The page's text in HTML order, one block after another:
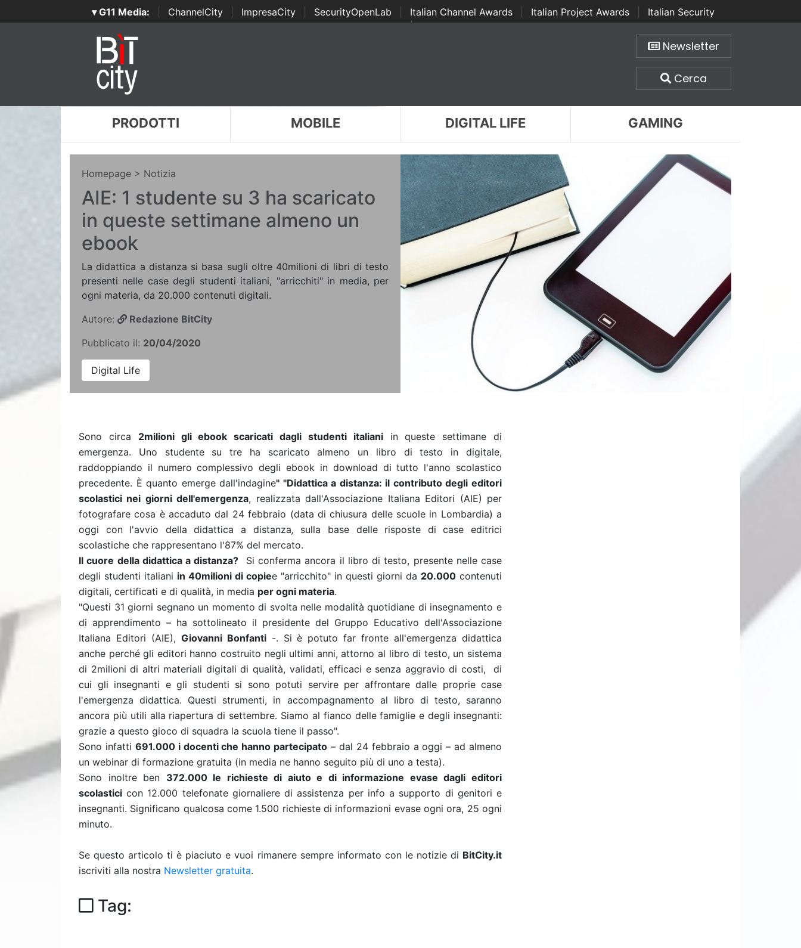
▾ G11 Media: ChannelCity ImpresaCity SecurityOpenLab Italian Channel Awards Italian Project Awards
Italian Security
Awards | ...
Newsletter
Cerca
PRODOTTI MOBILE DIGITAL LIFE GAMING
Homepage > Notizia
AIE: 1 studente su 3 ha scaricato
in queste settimane almeno un
ebook
La didattica a distanza si basa sugli oltre 40milioni di libri di testo
presenti nelle case degli studenti italiani, "arricchiti" in media, per
ogni materia, da 20.000 contenuti digitali.
Autore:
Redazione BitCity
Pubblicato il: 20/04/2020
Digital Life
Sono circa 2milioni gli ebook scaricati dagli studenti italianiin queste settimane di
emergenza. Uno studente su tre ha scaricato almeno un libro di testo in digitale,
raddoppiando il numero complessivo degli ebook in download di tutto l'anno scolastico
precedente. È quanto emerge dall'indagine" "Didattica a distanza: il contributo degli editori
scolastici nei giorni dell'emergenza, realizzata dall'Associazione Italiana Editori (AIE) per
fotografare cosa è accaduto dal 24 febbraio (data di chiusura delle scuole in Lombardia) a
oggi con l'avvio della didattica a distanza, sulla base delle risposte di case editrici
scolastiche che rappresentano l'87% del mercato.
Il cuore della didattica a distanza? Si conferma ancora il libro di testo, presente nelle case
degli studenti italiani in 40milioni di copiee "arricchito" in questi giorni da 20.000 contenuti
digitali, certificati e di qualità, in media per ogni materia.
"Questi 31 giorni segnano un momento di svolta nelle modalità quotidiane di insegnamento e
di apprendimento – ha sottolineato il presidente del Gruppo Educativo dell'Associazione
Italiana Editori (AIE), Giovanni Bonfanti-. Si è potuto far fronte all'emergenza didattica
anche perché gli editori hanno costruito negli ultimi anni, attorno al libro di testo, un sistema
di 2milioni di altri materiali digitali di qualità, validati, efficaci e senza aggravio di costi, di
cui gli insegnanti e gli studenti si sono potuti servire per affrontare dalle proprie case
l'emergenza didattica. Questi strumenti, in accompagnamento al libro di testo, saranno
ancora più utili alla riapertura di settembre. Siamo al fianco delle famiglie e degli insegnanti:
grazie a questo gioco di squadra la scuola tiene il passo".
Sono infatti 691.000 i docenti che hanno partecipato – dal 24 febbraio a oggi – ad almeno
un webinar di formazione gratuita (in media ne hanno seguito più di uno a testa).
Sono inoltre ben 372.000 le richieste di aiuto e di informazione evase dagli editori
scolastici con 12.000 telefonate giornaliere di assistenza per info a supporto di genitori e
insegnanti. Significano qualcosa come 1.500 richieste di informazioni evase ogni ora, 25 ogni
minuto.
Se questo articolo ti è piaciuto e vuoi rimanere sempre informato con le notizie di BitCity.it
iscriviti alla nostra Newsletter gratuita.
Tag: